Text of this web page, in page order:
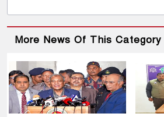
More News Of This Category